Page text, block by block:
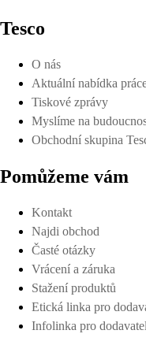
Tesco
O nás
Aktuální nabídka
Tiskové zprávy
Myslíme na
Obchodní skupina
Pomůžeme vám
Kontakt
Najdi obchod
Časté otázky
Vrácení a záruka
Stažení produktů
Etická linka pro
Infolinka pro